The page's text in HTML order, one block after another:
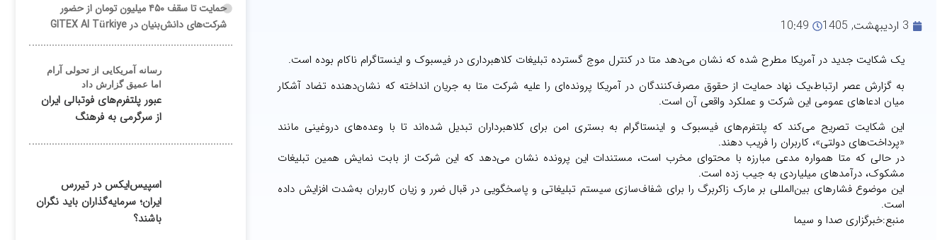
3 اردیبهشت, 1405 10:49
یک شکایت جدید در آمریکا مطرح شده که نشان می‌دهد متا در کنترل موج گسترده تبلیغات کلاهبرداری در فیسبوک و اینستاگرام ناکام بوده است.
به گزارش عصر ارتباط،یک نهاد حمایت از حقوق مصرف‌کنندگان در آمریکا پرونده‌ای را علیه شرکت متا به جریان انداخته که نشان‌دهنده تضاد آشکار
میان ادعاهای عمومی این شرکت و عملکرد واقعی آن است.
این شکایت تصریح می‌کند که پلتفرم‌های فیسبوک و اینستاگرام به بستری امن برای کلاهبرداران تبدیل شده‌اند تا با وعده‌های دروغینی مانند
«پرداخت‌های دولتی»، کاربران را فریب دهند.
در حالی که متا همواره مدعی مبارزه با محتوای مخرب است، مستندات این پرونده نشان می‌دهد که این شرکت از بابت نمایش همین تبلیغات
مشکوک، درآمدهای میلیاردی به جیب زده است.
این موضوع فشارهای بین‌المللی بر مارک زاکربرگ را برای شفاف‌سازی سیستم تبلیغاتی و پاسخگویی در قبال ضرر و زیان کاربران به‌شدت افزایش داده
است.
منبع:خبرگزاری صدا و سیما
حمایت تا سقف ۴۵۰ میلیون تومان از حضور
شرکت‌های دانش‌بنیان در GITEX AI Türkiye
رسانه آمریکایی از تحولی آرام
اما عمیق گزارش داد
عبور پلتفرم‌های فوتبالی ایران
از سرگرمی به فرهنگ
اسپیس‌ایکس در تیررس
ایران؛ سرمایه‌گذاران باید نگران
باشند؟